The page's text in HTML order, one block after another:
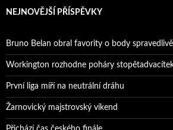
NEJNOVĚJŠÍ PŘÍSPĚVKY
Bruno Belan obral favority o body
Workington rozhodne poháry
První liga míří na neutrální dráhu
Žarnovický majstrovský víkend